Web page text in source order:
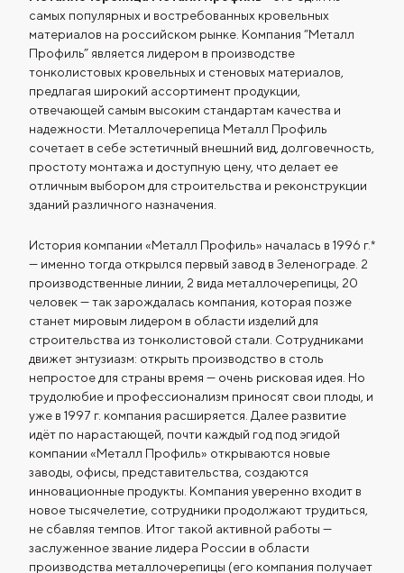
самых популярных и востребованных кровельных
материалов на российском рынке. Компания “Металл
Профиль” является лидером в производстве
тонколистовых кровельных и стеновых материалов,
предлагая широкий ассортимент продукции,
отвечающей самым высоким стандартам качества и
надежности. Металлочерепица Металл Профиль
сочетает в себе эстетичный внешний вид, долговечность,
простоту монтажа и доступную цену, что делает ее
отличным выбором для строительства и реконструкции
зданий различного назначения.
История компании «Металл Профиль» началась в 1996 г.*
— именно тогда открылся первый завод в Зеленограде. 2
производственные линии, 2 вида металлочерепицы, 20
человек — так зарождалась компания, которая позже
станет мировым лидером в области изделий для
строительства из тонколистовой стали. Сотрудниками
движет энтузиазм: открыть производство в столь
непростое для страны время — очень рисковая идея. Но
трудолюбие и профессионализм приносят свои плоды, и
уже в 1997 г. компания расширяется. Далее развитие
идёт по нарастающей, почти каждый год под эгидой
компании «Металл Профиль» открываются новые
заводы, офисы, представительства, создаются
инновационные продукты. Компания уверенно входит в
новое тысячелетие, сотрудники продолжают трудиться,
не сбавляя темпов. Итог такой активной работы —
заслуженное звание лидера России в области
производства металлочерепицы (его компания получает